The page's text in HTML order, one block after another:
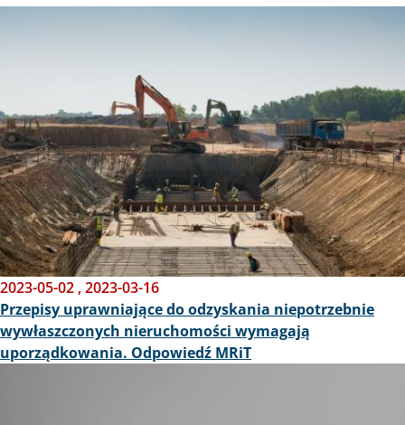
2023-05-02 ,2023-03-16
Przepisy uprawniające do odzyskania niepotrzebnie
wywłaszczonych nieruchomości wymagają
uporządkowania. Odpowiedź MRiT